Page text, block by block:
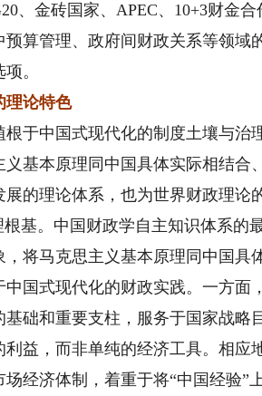
、金砖国家、APEC、10+3财金
算管理、政府间财政关系等领域
。
论特色
中国式现代化的制度土壤与治
基本原理同中国具体实际相结合
的理论体系，也为世界财政理论
。中国财政学自主知识体系的
将马克思主义基本原理同中国具
国式现代化的财政实践。一方面
础和重要支柱，服务于国家战略
益，而非单纯的经济工具。相应
经济体制，着重于将“中国经验”